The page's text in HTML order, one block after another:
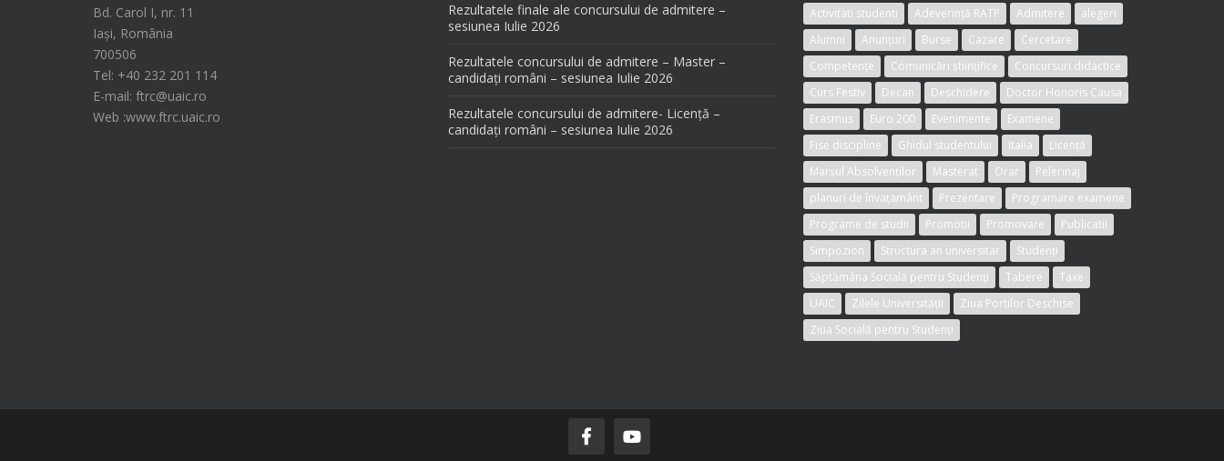
Bd. Carol I, nr. 11
Iași, România
700506
Tel: +40 232 201 114
E-mail: ftrc@uaic.ro
Web :www.ftrc.uaic.ro
Rezultatele finale ale concursului de admitere –
sesiunea Iulie 2026
Rezultatele concursului de admitere – Master –
candidați români – sesiunea Iulie 2026
Rezultatele concursului de admitere- Licență –
candidați români – sesiunea Iulie 2026
Activitati studenti Adeverință RATP Admitere
alegeri
Alumni
Anunțuri Burse Cazare
Cercetare
Competențe
Comunicări științifice
Concursuri didactice
Curs Festiv
Decan Deschidere
Doctor Honoris Causa
Erasmus
Euro 200 Evenimente
Examene
Fise discipline
Ghidul studentului Italia
Licență
Marșul Absolvenților
Masterat Orar
Pelerinaj
planuri de învațamânt
Prezentare
Programare examene
Programe de studii
Promotii Promovare
Publicatii
Simpozion
Structura an universitar
Studenți
Săptămâna Socială pentru Studenți
Tabere
Taxe
UAIC
Zilele Universității
Ziua Portilor Deschise
Ziua Socială pentru Studenți